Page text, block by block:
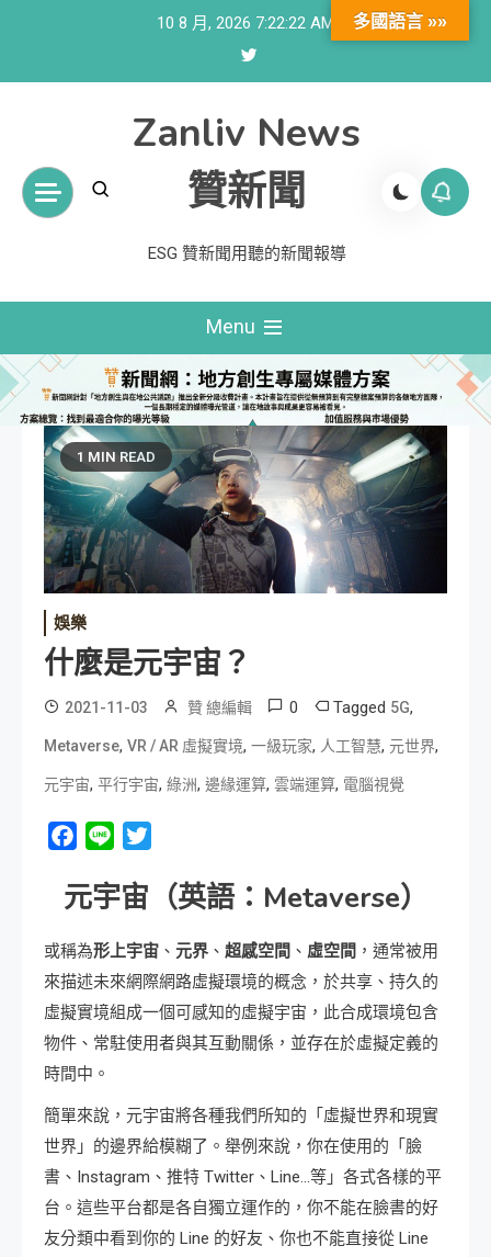
10 8 月, 2026 7:22:23 AM
Zanliv News
贊新聞
ESG 贊新聞用聽的新聞報導
Menu
1 MIN READ
娛樂
什麼是元宇宙？
2021-11-03 贊 總編輯 0 Tagged 5G,
Metaverse, VR / AR 虛擬實境, 一級玩家, 人工智慧, 元世界,
元宇宙, 平行宇宙, 綠洲, 邊緣運算, 雲端運算, 電腦視覺
Facebook
Line
元宇宙（英語：Metaverse）
或稱為形上宇宙 、 元界 、 超感空間 、 虛空間 ，通常被用
來描述未來網際網路虛擬環境的概念，於共享、持久的
虛擬實境組成一個可感知的虛擬宇宙，此合成環境包含
物件、常駐使用者與其互動關係，並存在於虛擬定義的
時間中。
簡單來說，元宇宙將各種我們所知的「虛擬世界和現實
世界」的邊界給模糊了。舉例來說，你在使用的「臉
書、Instagram、推特 Twitter、Line…等」各式各樣的平
台。這些平台都是各自獨立運作的，你不能在臉書的好
友分類中看到你的 Line 的好友、你也不能直接從 Line
多國語言 »»